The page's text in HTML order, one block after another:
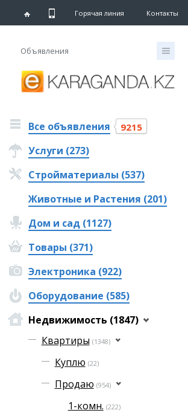
Горячая линия Контакты
Объявления
Все объявления 9215
Услуги (273)
Стройматериалы (537)
Животные и Растения (201)
Дом и сад (1127)
Товары (371)
Электроника (922)
Оборудование (585)
Недвижимость (1847)
Квартиры (1348)
Куплю (22)
Продаю (954)
1-комн. (222)